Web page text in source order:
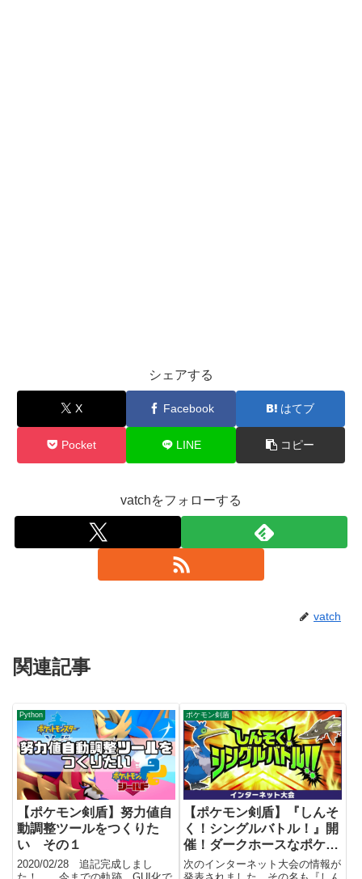
シェアする
X Facebook はてブ
Pocket LINE コピー
vatchをフォローする
vatch
関連記事
Python
【ポケモン剣盾】努力値自
動調整ツールをつくりた
い その１
2020/02/28 追記完成しまし
ポケモン剣盾
【ポケモン剣盾】『しんそ
く！シングルバトル！』開
催！ダークホースなポケモ
ンも予想してみた
次のインターネット大会の情報が